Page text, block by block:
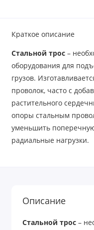
Краткое описание
Стальной трос–
оборудования для
грузов.
проволок, часто с
растительного
опоры стальным
уменьшить
радиальные нагрузки.
Описание
Стальной трос –